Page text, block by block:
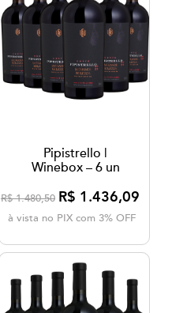
Pipistrello |
Winebox – 6 un
R$ 1.480,50 R$ 1.436,09
à vista no PIX com 3% OFF